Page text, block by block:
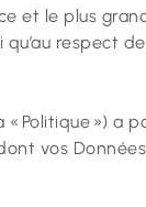
et le plus
respect
Politique ») a
vos